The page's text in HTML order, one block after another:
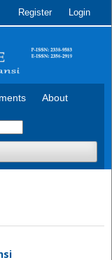
About
Register Login